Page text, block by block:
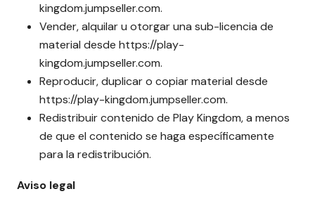
kingdom.jumpseller.com.
Vender, alquilar u otorgar una sub-licencia de
material desde https://play-
kingdom.jumpseller.com.
Reproducir, duplicar o copiar material desde
https://play-kingdom.jumpseller.com.
Redistribuir contenido de Play Kingdom, a menos
de que el contenido se haga específicamente
para la redistribución.
Aviso legal